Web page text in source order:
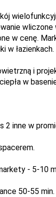
wliczone
w cenę.
w łazienkach.
i
w
2 inne w
- 5-10
50-55 min.